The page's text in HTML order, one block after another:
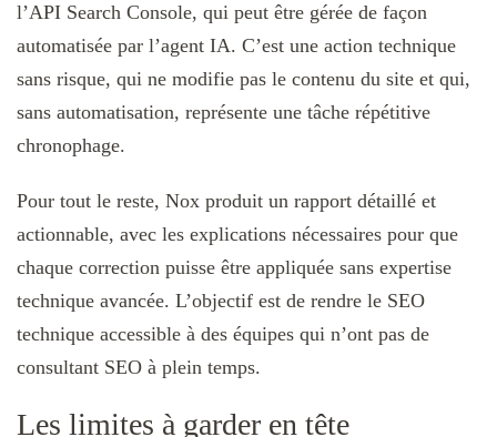
l’API Search Console, qui peut être gérée de façon
automatisée par l’agent IA. C’est une action technique
sans risque, qui ne modifie pas le contenu du site et qui,
sans automatisation, représente une tâche répétitive
chronophage.
Pour tout le reste, Nox produit un rapport détaillé et
actionnable, avec les explications nécessaires pour que
chaque correction puisse être appliquée sans expertise
technique avancée. L’objectif est de rendre le SEO
technique accessible à des équipes qui n’ont pas de
consultant SEO à plein temps.
Les limites à garder en tête